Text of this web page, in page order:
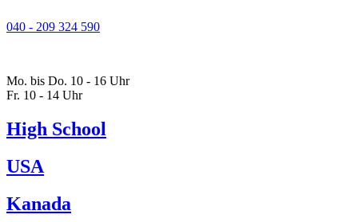
040 - 209 324 590
Mo. bis Do. 10 - 16 Uhr
Fr. 10 - 14 Uhr
High School
USA
Kanada